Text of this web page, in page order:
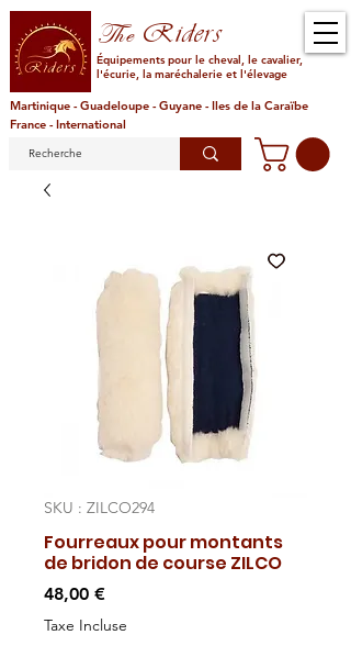
TheRiders
Équipements pour le cheval, le cavalier,
l'écurie, la maréchalerie et l'élevage
Martinique - Guadeloupe - Guyane - Iles de la Caraïbe
France - International
SKU : ZILCO294
Fourreaux pour montants
de bridon de course ZILCO
48,00 €Prix
Taxe Incluse